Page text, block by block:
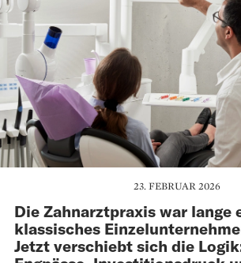
23. FEBRUAR 2026
Die Zahnarztpraxis war lange
klassisches
Jetzt verschiebt sich die